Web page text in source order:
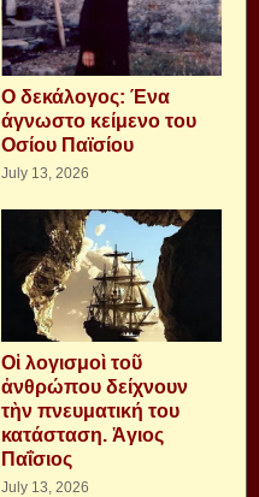
Ο δεκάλογος: Ένα
άγνωστο κείμενο του
Οσίου Παϊσίου
July 13, 2026
Οἱ λογισμοὶ τοῦ
ἀνθρώπου δείχνουν
τὴν πνευματική του
κατάσταση. Ἁγιος
Παΐσιος
July 13, 2026